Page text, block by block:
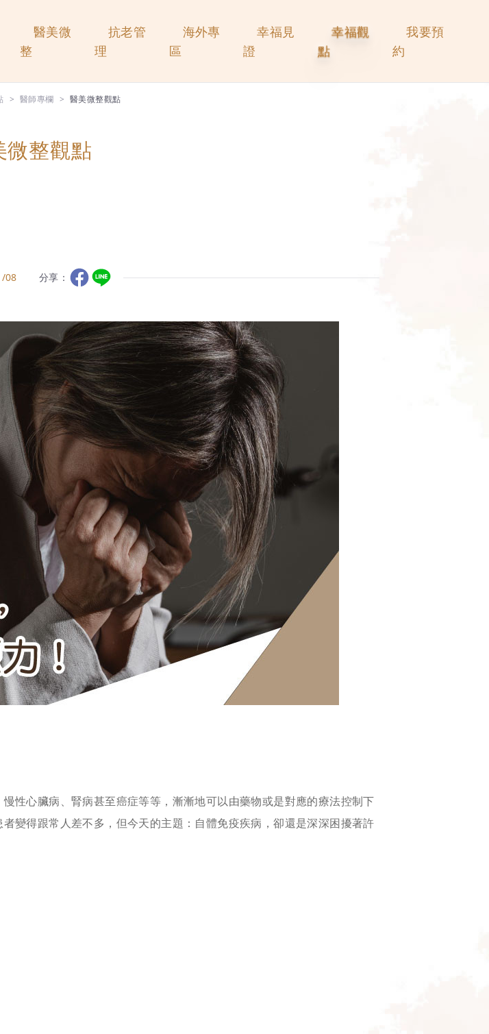
醫美微
整
抗老管
理
海外專
區
幸福見
證
幸福觀
點
我要預
約
醫師專欄 醫美微整觀點
微整觀點
08 分享：
性心臟病、腎病甚至癌症等等，漸漸地可以由藥物或是對應的療法控制下
變得跟常人差不多，但今天的主題：自體免疫疾病，卻還是深深困擾著許